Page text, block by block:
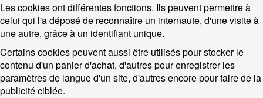
Les cookies ont différentes fonctions. Ils peuvent permettre à
celui qui l'a déposé de reconnaître un internaute, d'une visite à
une autre, grâce à un identifiant unique.
Certains cookies peuvent aussi être utilisés pour stocker le
contenu d'un panier d'achat, d'autres pour enregistrer les
paramètres de langue d'un site, d'autres encore pour faire de la
publicité ciblée.